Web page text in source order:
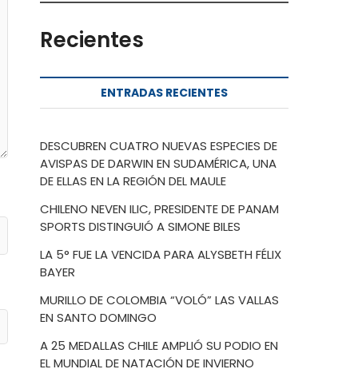
Recientes
ENTRADAS RECIENTES
DESCUBREN CUATRO NUEVAS ESPECIES DE
AVISPAS DE DARWIN EN SUDAMÉRICA, UNA
DE ELLAS EN LA REGIÓN DEL MAULE
CHILENO NEVEN ILIC, PRESIDENTE DE PANAM
SPORTS DISTINGUIÓ A SIMONE BILES
LA 5° FUE LA VENCIDA PARA ALYSBETH FÉLIX
BAYER
MURILLO DE COLOMBIA “VOLÓ” LAS VALLAS
EN SANTO DOMINGO
A 25 MEDALLAS CHILE AMPLIÓ SU PODIO EN
EL MUNDIAL DE NATACIÓN DE INVIERNO